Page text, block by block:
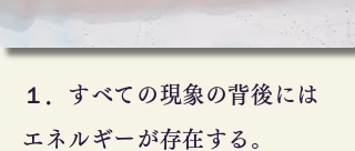
​１．すべての現象の背後には
エネルギーが存在する。